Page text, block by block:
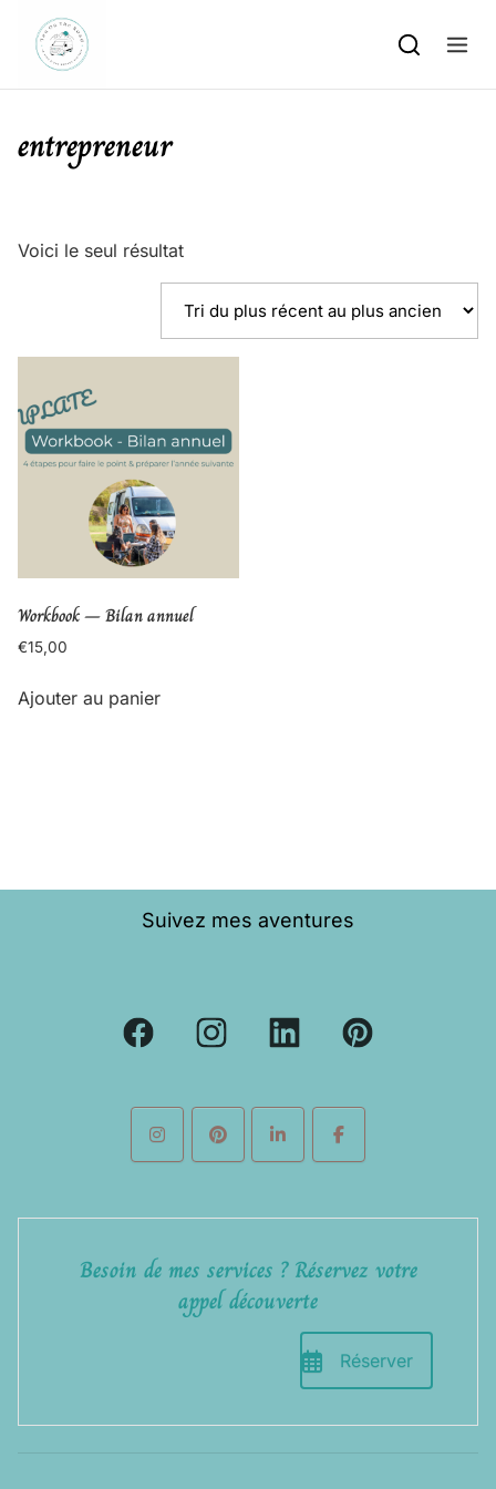
Skip to content
entrepreneur
Voici le seul résultat
Workbook – Bilan annuel
€15,00
Ajouter au panier
Suivez mes aventures
Besoin de mes services ? Réservez votre
appel découverte
Réserver